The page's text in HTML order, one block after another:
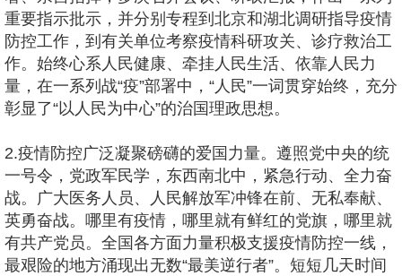
重要指示批示，并分别专程到北京和湖北调研指导疫情
防控工作，到有关单位考察疫情科研攻关、诊疗救治工
作。始终心系人民健康、牵挂人民生活、依靠人民力
量，在一系列战“疫”部署中，“人民”一词贯穿始终，充分
彰显了“以人民为中心”的治国理政思想。
2.疫情防控广泛凝聚磅礴的爱国力量。遵照党中央的统
一号令，党政军民学，东西南北中，紧急行动、全力奋
战。广大医务人员、人民解放军冲锋在前、无私奉献、
英勇奋战。哪里有疫情，哪里就有鲜红的党旗，哪里就
有共产党员。全国各方面力量积极支援疫情防控一线，
最艰险的地方涌现出无数“最美逆行者”。短短几天时间